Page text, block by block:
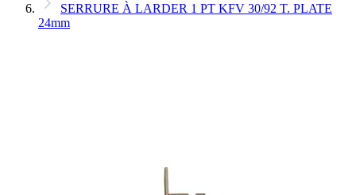
SERRURE À LARDER 1 PT KFV 30/92 T. PLATE
24mm